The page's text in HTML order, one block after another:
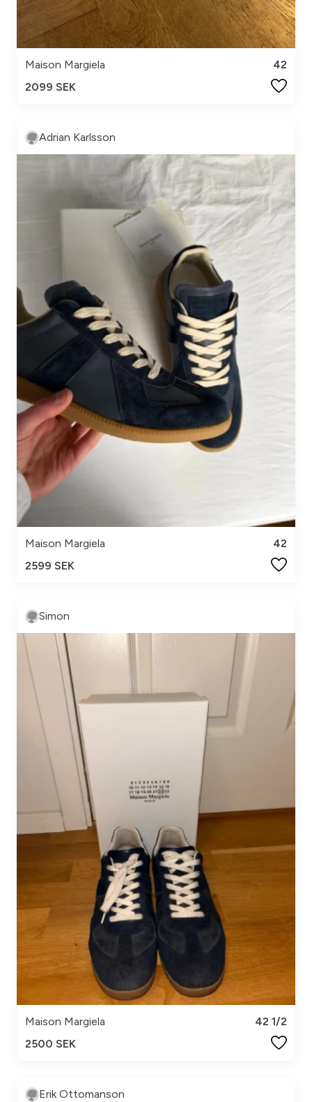
Maison Margiela
42
2099 SEK
Adrian Karlsson
Maison Margiela
42
2599 SEK
Simon
Maison Margiela
42 1/2
2500 SEK
Erik Ottomanson